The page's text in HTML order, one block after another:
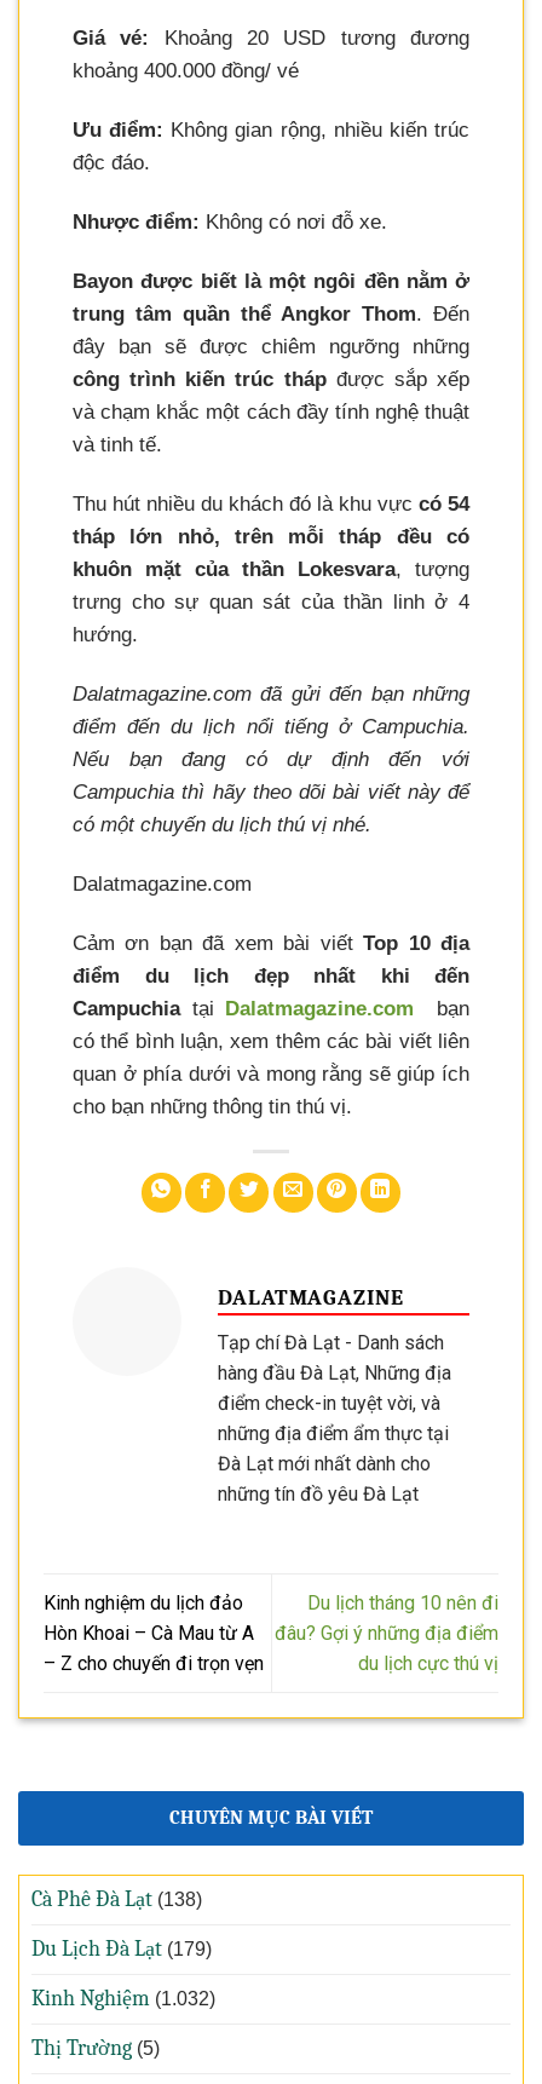
Giá vé:
Khoảng 20 USD tương đương
khoảng 400.000 đồng/ vé
Ưu điểm: Không gian rộng, nhiều kiến trúc
độc đáo.
Nhược điểm: Không có nơi đỗ xe.
Bayon được biết là một ngôi đền nằm ở
trung tâm quần thể Angkor Thom. Đến
đây bạn sẽ được chiêm ngưỡng những
công trình kiến trúc thápđược sắp xếp
và chạm khắc một cách đầy tính nghệ thuật
và tinh tế.
Thu hút nhiều du khách đó là khu vực có 54
tháp lớn nhỏ, trên mỗi tháp đều có
khuôn mặt của thần Lokesvara, tượng
trưng cho sự quan sát của thần linh ở 4
hướng.
Dalatmagazine.com đã gửi đến bạn những
điểm đến du lịch nổi tiếng ở Campuchia.
Nếu bạn đang có dự định đến với
Campuchia thì hãy theo dõi bài viết này để
có một chuyến du lịch thú vị nhé.
Dalatmagazine.com
Cảm ơn bạn đã xem bài viếtTop 10 địa
điểm du lịch đẹp nhất khi đến
Campuchiatại Dalatmagazine.com
bạn
có thể bình luận, xem thêm các bài viết liên
quan ở phía dưới và mong rằng sẽ giúp ích
cho bạn những thông tin thú vị.
DALATMAGAZINE
Tạp chí Đà Lạt - Danh sách
hàng đầu Đà Lạt, Những địa
điểm check-in tuyệt vời, và
những địa điểm ẩm thực tại
Đà Lạt mới nhất dành cho
những tín đồ yêu Đà Lạt
Kinh nghiệm du lịch đảo
Hòn Khoai – Cà Mau từ A
– Z cho chuyến đi trọn vẹn
Du lịch tháng 10 nên đi
đâu? Gợi ý những địa điểm
du lịch cực thú vị
CHUYÊN MỤC BÀI VIẾT
Cà Phê Đà Lạt (138)
Du Lịch Đà Lạt (179)
Kinh Nghiệm (1.032)
Thị Trường (5)